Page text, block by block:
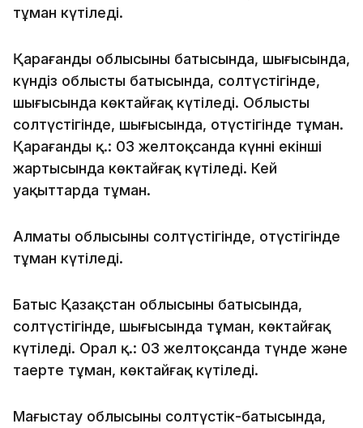
тұман күтіледі.
Қарағанды облысының батысында, шығысында,
күндіз облыстың батысында, солтүстігінде,
шығысында көктайғақ күтіледі. Облыстың
солтүстігінде, шығысында, оңтүстігінде тұман.
Қарағанды қ.: 03 желтоқсанда күннің екінші
жартысында көктайғақ күтіледі. Кей
уақыттарда тұман.
Алматы облысының солтүстігінде, оңтүстігінде
тұман күтіледі.
Батыс Қазақстан облысының батысында,
солтүстігінде, шығысында тұман, көктайғақ
күтіледі. Орал қ.: 03 желтоқсанда түнде және
таңертең тұман, көктайғақ күтіледі.
Маңғыстау облысының солтүстік-батысында,